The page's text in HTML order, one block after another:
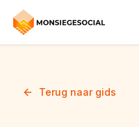
Terug naar gids